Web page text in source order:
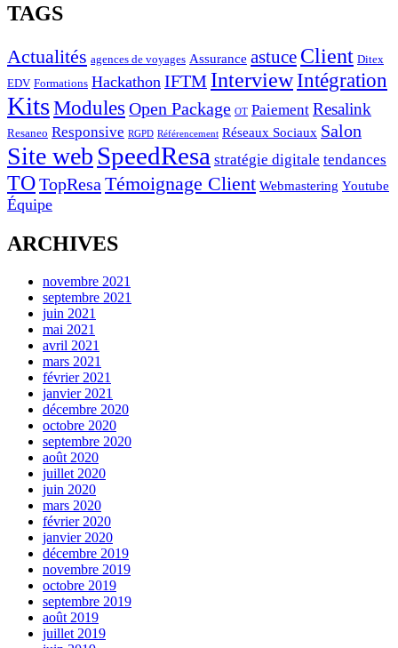
TAGS
Actualités agences de voyages Assurance astuce Client Ditex
EDV Formations Hackathon IFTM InterviewIntégration
KitsModules Open Package OT Paiement Resalink
Resaneo Responsive RGPD Référencement Réseaux Sociaux Salon
Site web SpeedResa stratégie digitale tendances
TOTopResa Témoignage Client Webmastering Youtube
Équipe
ARCHIVES
novembre 2021
septembre 2021
juin 2021
mai 2021
avril 2021
mars 2021
février 2021
janvier 2021
décembre 2020
octobre 2020
septembre 2020
août 2020
juillet 2020
juin 2020
mars 2020
février 2020
janvier 2020
décembre 2019
novembre 2019
octobre 2019
septembre 2019
août 2019
juillet 2019